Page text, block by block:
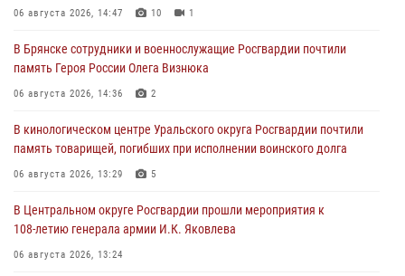
06 августа 2026, 14:47 10 1
В Брянске сотрудники и военнослужащие Росгвардии почтили
память Героя России Олега Визнюка
06 августа 2026, 14:36 2
В кинологическом центре Уральского округа Росгвардии почтили
память товарищей, погибших при исполнении воинского долга
06 августа 2026, 13:29 5
В Центральном округе Росгвардии прошли мероприятия к
108‑летию генерала армии И.К. Яковлева
06 августа 2026, 13:24